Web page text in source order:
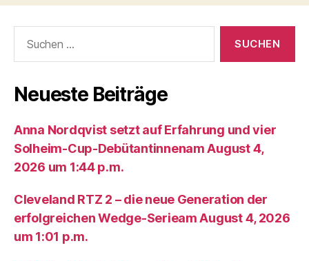
nach:
Neueste Beiträge
Anna Nordqvist setzt auf Erfahrung und vier
Solheim-Cup-Debütantinnenam August 4,
2026 um 1:44 p.m.
Cleveland RTZ 2 – die neue Generation der
erfolgreichen Wedge-Serieam August 4, 2026
um 1:01 p.m.